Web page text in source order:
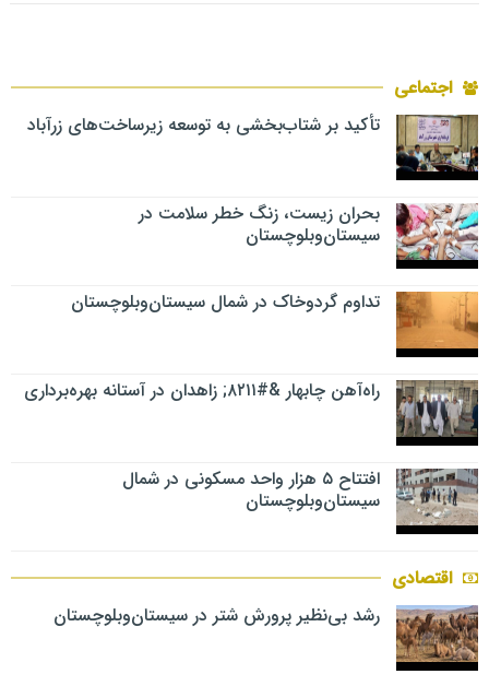
اجتماعی
تأکید بر شتاب‌بخشی به توسعه زیرساخت‌های زرآباد
بحران زیست، زنگ خطر سلامت در
سیستان‌وبلوچستان
تداوم گردوخاک در شمال سیستان‌وبلوچستان
راه‌آهن چابهار &#۸۲۱۱; زاهدان در آستانه بهره‌برداری
افتتاح ۵ هزار واحد مسکونی در شمال
سیستان‌وبلوچستان
اقتصادی
رشد بی‌نظیر پرورش شتر در سیستان‌وبلوچستان